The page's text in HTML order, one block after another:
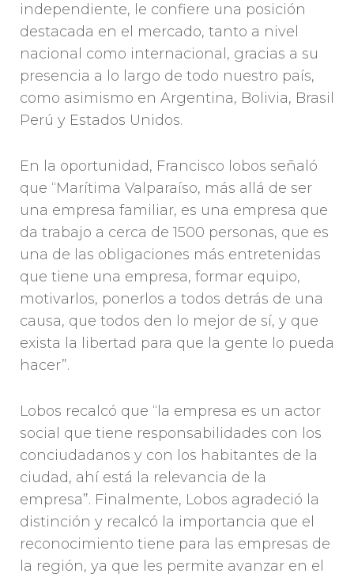
independiente, le confiere una posición
destacada en el mercado, tanto a nivel
nacional como internacional, gracias a su
presencia a lo largo de todo nuestro país,
como asimismo en Argentina, Bolivia, Brasil
Perú y Estados Unidos.
En la oportunidad, Francisco lobos señaló
que “Marítima Valparaíso, más allá de ser
una empresa familiar, es una empresa que
da trabajo a cerca de 1500 personas, que es
una de las obligaciones más entretenidas
que tiene una empresa, formar equipo,
motivarlos, ponerlos a todos detrás de una
causa, que todos den lo mejor de sí, y que
exista la libertad para que la gente lo pueda
hacer”.
Lobos recalcó que “la empresa es un actor
social que tiene responsabilidades con los
conciudadanos y con los habitantes de la
ciudad, ahí está la relevancia de la
empresa”. Finalmente, Lobos agradeció la
distinción y recalcó la importancia que el
reconocimiento tiene para las empresas de
la región, ya que les permite avanzar en el